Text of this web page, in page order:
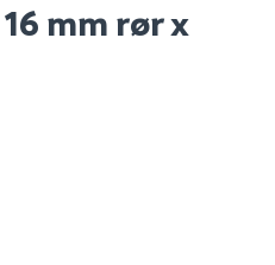
mm rør x